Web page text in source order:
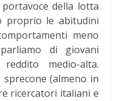
della lotta
proprio le abitudini
meno
di giovani
medio-alta.
sprecone (almeno in
ricercatori italiani e